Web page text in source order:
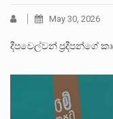
May 30, 2026
දීපචෙල්වන් ප්‍රදීපන්ගේ